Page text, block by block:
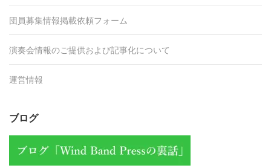
団員募集情報掲載依頼フォーム
演奏会情報のご提供および記事化について
運営情報
ブログ